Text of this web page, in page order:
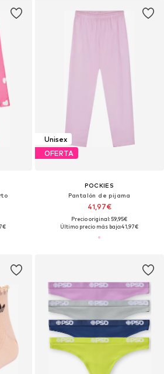
Unisex
OFERTA
POCKIES
Pantalón de pijama
41,97€
Precio original: 59,95€
Último precio más bajo:41,97€